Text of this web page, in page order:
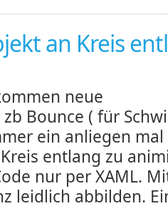
an Kreis
neue
Bounce ( für
ein anliegen mal
entlang zu
nur per XAML.
leidlich abbilden.